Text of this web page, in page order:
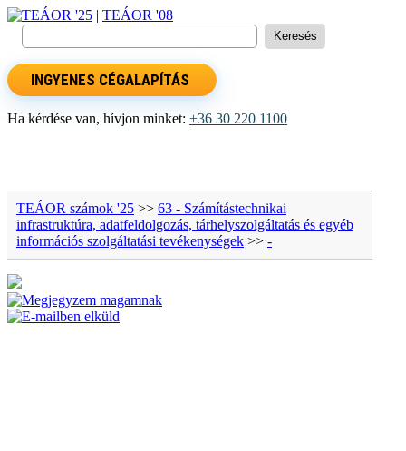
TEÁOR '25 | TEÁOR '08
INGYENES CÉGALAPÍTÁS
Ha kérdése van, hívjon minket: +36 30 220 1100
TEÁOR számok '25 >> 63 - Számítástechnikai
infrastruktúra, adatfeldolgozás, tárhelyszolgáltatás és egyéb
információs szolgáltatási tevékenységek >> -